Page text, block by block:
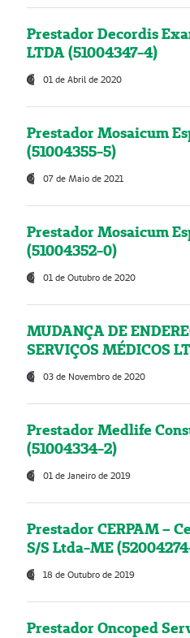
Prestador Decordis
LTDA (51004347-4)
01 de Abril de 2020
Prestador Mosaicum
(51004355-5)
07 de Maio de 2021
Prestador Mosaicum
(51004352-0)
01 de Outubro de 2020
MUDANÇA DE
SERVIÇOS MÉDICOS
03 de Novembro de 2020
Prestador Medlife
(51004334-2)
01 de Janeiro de 2019
Prestador CERPAM –
S/S Ltda-ME
18 de Outubro de 2019
Prestador Oncoped